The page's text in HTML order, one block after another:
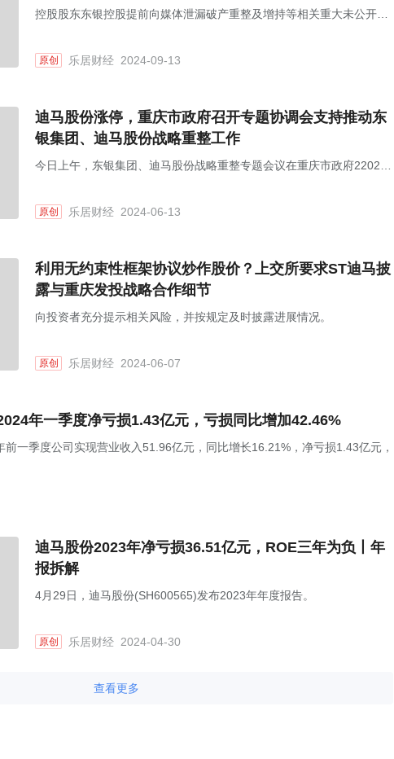
控股股东东银控股提前向媒体泄漏破产重整及增持等相关重大未公开信
原创 乐居财经 2024-09-13
迪马股份涨停，重庆市政府召开专题协调会支持推动东
银集团、迪马股份战略重整工作
今日上午，东银集团、迪马股份战略重整专题会议在重庆市政府2202会
原创 乐居财经 2024-06-13
利用无约束性框架协议炒作股价？上交所要求ST迪马披
露与重庆发投战略合作细节
向投资者充分提示相关风险，并按规定及时披露进展情况。
原创 乐居财经 2024-06-07
年一季度净亏损1.43亿元，亏损同比增加42.46%
一季度公司实现营业收入51.96亿元，同比增长16.21%，净亏损1.43亿元，
迪马股份2023年净亏损36.51亿元，ROE三年为负丨年
报拆解
4月29日，迪马股份(SH600565)发布2023年年度报告。
原创 乐居财经 2024-04-30
查看更多